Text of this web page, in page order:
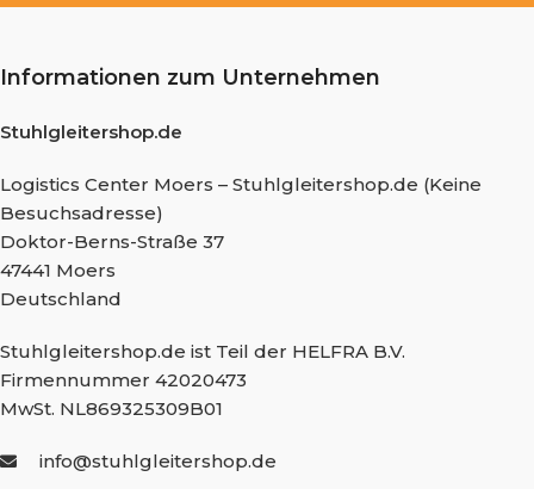
Informationen zum Unternehmen
Stuhlgleitershop.de
Logistics Center Moers – Stuhlgleitershop.de (Keine
Besuchsadresse)
Doktor-Berns-Straße 37
47441 Moers
Deutschland
Stuhlgleitershop.de ist Teil der HELFRA B.V.
Firmennummer 42020473
MwSt. NL869325309B01
info@stuhlgleitershop.de